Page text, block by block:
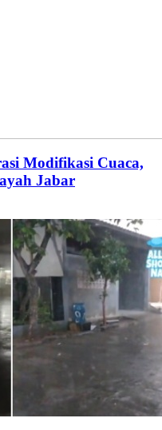
Modifikasi Cuaca,
Jabar